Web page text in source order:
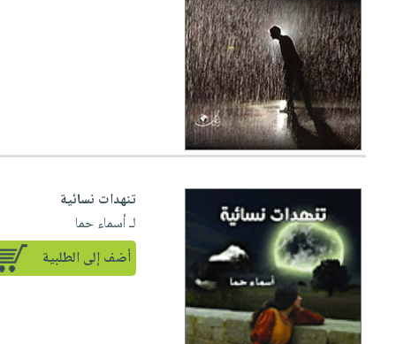
تنهدات نسائية
لـ أسماء حما
أضف إلى الطلبية